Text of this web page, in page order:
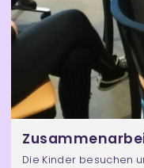
Die Kinder besuchen